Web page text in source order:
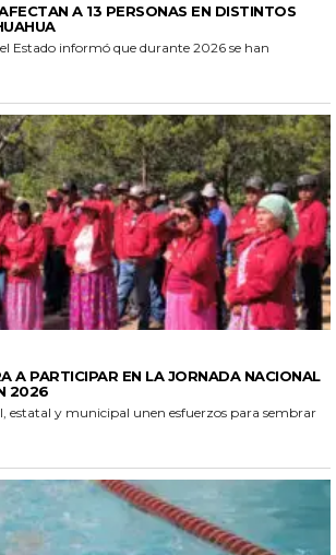
A 13 PERSONAS EN DISTINTOS
Estado informó que durante 2026 se han
A PARTICIPAR EN LA JORNADA NACIONAL
2026